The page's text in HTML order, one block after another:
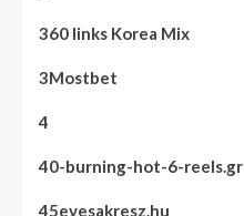
360 links Korea Mix
3Mostbet
4
40-burning-hot-6-reels.gr
45evesakresz.hu